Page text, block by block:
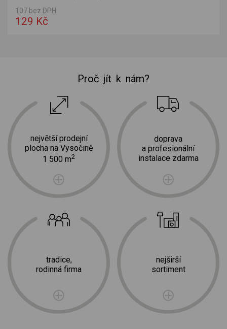
107 bez DPH
129 Kč
Proč jít k nám?
největší prodejní
plocha na Vysočině
1 500 m2
tradice,
rodinná firma
doprava
a profesionální
instalace zdarma
nejširší
sortiment